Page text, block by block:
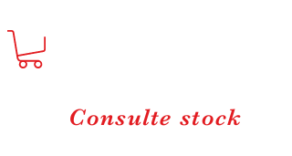
Consulte stock